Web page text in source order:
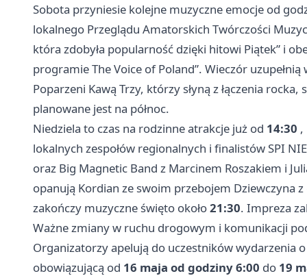
Sobota przyniesie kolejne muzyczne emocje od
lokalnego Przeglądu Amatorskich Twórczości
która zdobyła popularność dzięki hitowi Piątek” i
programie The Voice of Poland”. Wieczór
Poparzeni Kawą Trzy, którzy słyną z łączenia
planowane jest na północ.
Niedziela to czas na rodzinne atrakcje już od 14:30 ,
lokalnych zespołów regionalnych i finalistów SPI
oraz Big Magnetic Band z Marcinem Roszakiem i
opanują Kordian ze swoim przebojem Dziewczyna z
zakończy muzyczne święto około21:30. Impreza
Ważne zmiany w ruchu drogowym i komunikacji
Organizatorzy apelują do uczestników wydarzenia
obowiązującą od 16 maja od godziny 6:00 do 19